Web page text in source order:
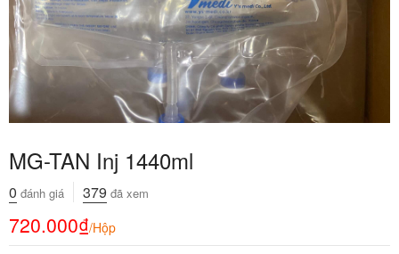
MG-TAN Inj 1440ml
0 đánh giá 379 đã xem
720.000₫/Hộp